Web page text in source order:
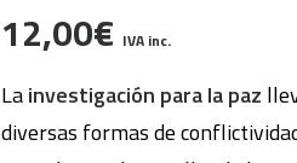
12,00€ IVA inc.
Lainvestigación para la paz
diversas formas de